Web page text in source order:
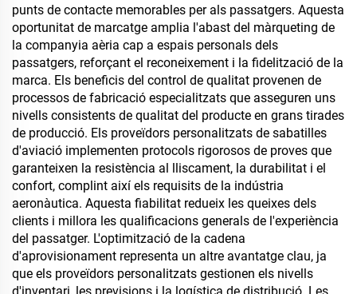
punts de contacte memorables per als passatgers. Aquesta
oportunitat de marcatge amplia l'abast del màrqueting de
la companyia aèria cap a espais personals dels
passatgers, reforçant el reconeixement i la fidelització de la
marca. Els beneficis del control de qualitat provenen de
processos de fabricació especialitzats que asseguren uns
nivells consistents de qualitat del producte en grans tirades
de producció. Els proveïdors personalitzats de sabatilles
d'aviació implementen protocols rigorosos de proves que
garanteixen la resistència al lliscament, la durabilitat i el
confort, complint així els requisits de la indústria
aeronàutica. Aquesta fiabilitat redueix les queixes dels
clients i millora les qualificacions generals de l'experiència
del passatger. L'optimització de la cadena
d'aprovisionament representa un altre avantatge clau, ja
que els proveïdors personalitzats gestionen els nivells